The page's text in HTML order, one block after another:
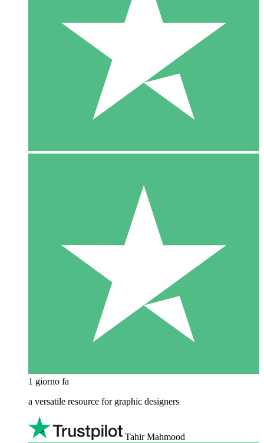
1 giorno fa
a versatile resource for graphic designers
Tahir Mahmood